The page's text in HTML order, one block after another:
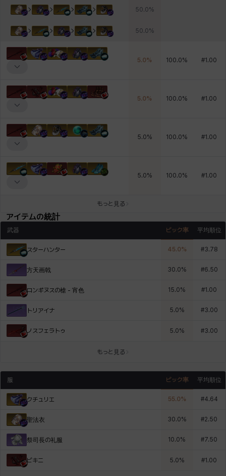
50.0%
50.0%
5.0% 100.0% #1.00
5.0% 100.0% #1.00
5.0% 100.0% #1.00
5.0% 100.0% #1.00
もっと見る
アイテムの統計
武器 ピック率 平均順位
スターハンター 45.0% #3.78
方天画戟 30.0% #6.50
ロンギヌスの槍 - 宵色 15.0% #1.00
トリアイナ 5.0% #3.00
ノスフェラトゥ 5.0% #3.00
もっと見る
服 ピック率 平均順位
クチュリエ 55.0% #4.64
聖法衣 30.0% #2.50
祭司長の礼服 10.0% #7.50
ビキニ 5.0% #1.00